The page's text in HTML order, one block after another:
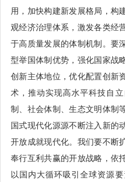
用，加快构建新发展格局，构
观经济治理体系，激发各类经
于高质量发展的体制机制。要
型举国体制优势，强化国家战
创新主体地位，优化配置创新
术，推动实现高水平科技自
制、社会体制、生态文明体制
国式现代化源源不断注入新的
开放成就现代化。我们要不断
奉行互利共赢的开放战略，依
以国内大循环吸引全球资源